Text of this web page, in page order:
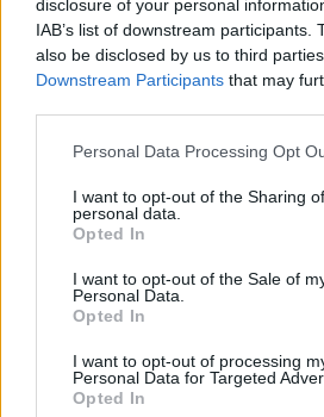
disclosure of your personal
IAB’s list of downstream participants.
also be disclosed by us to third
Downstream Participants that may
Personal Data Processing Opt
I want to opt-out of the Sharing
personal data.
Opted In
I want to opt-out of the Sale of
Personal Data.
Opted In
I want to opt-out of processing
Personal Data for Targeted
Opted In
Staran luetuimmat
1
UUTISET
Leskeneläke ei
Kela muistuttaa